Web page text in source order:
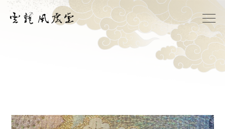
Gallery